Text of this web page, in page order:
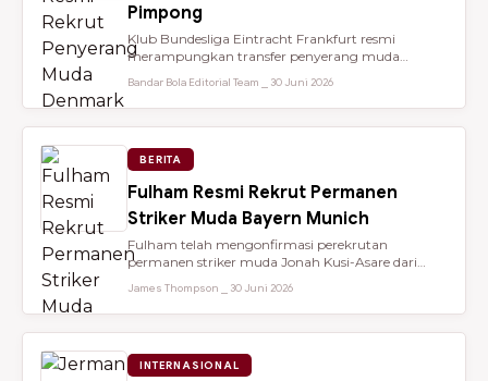
Pimpong
Klub Bundesliga Eintracht Frankfurt resmi
merampungkan transfer penyerang muda
Bandar Bola Editorial Team ⎯ 30 Juni 2026
BERITA
Fulham Resmi Rekrut Permanen
Striker Muda Bayern Munich
Fulham telah mengonfirmasi perekrutan
permanen striker muda Jonah Kusi-Asare dari
James Thompson ⎯ 30 Juni 2026
INTERNASIONAL